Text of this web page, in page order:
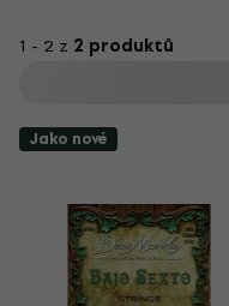
1 - 2 z 2 produktů
Jako nové